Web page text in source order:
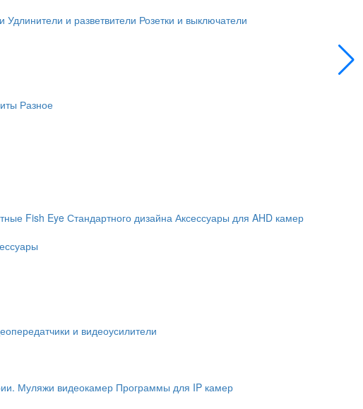
Удлинители и разветвители Розетки и выключатели
Разное
Fish Eye Стандартного дизайна Аксессуары для AHD камер
и видеоусилители
Муляжи видеокамер Программы для IP камер